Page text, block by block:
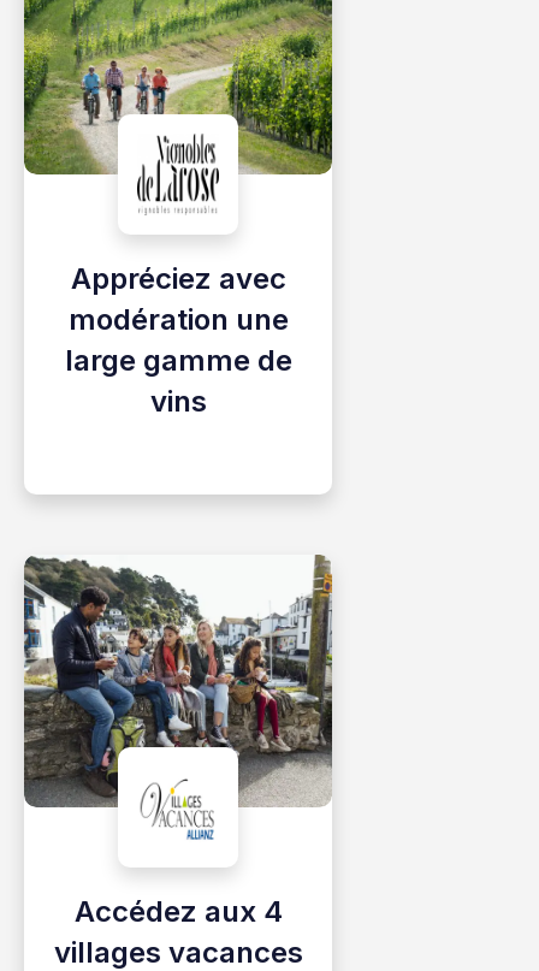
Appréciez avec
modération une
large gamme de
vins
Accédez aux 4
villages vacances